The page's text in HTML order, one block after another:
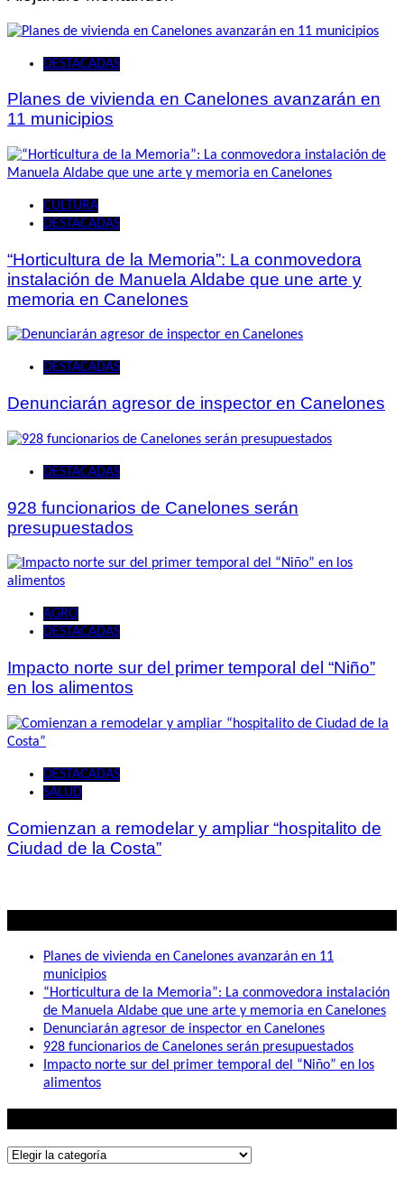
DESTACADAS
Planes de vivienda en Canelones avanzarán en
11 municipios
CULTURA
DESTACADAS
“Horticultura de la Memoria”: La conmovedora
instalación de Manuela Aldabe que une arte y
memoria en Canelones
DESTACADAS
Denunciarán agresor de inspector en Canelones
DESTACADAS
928 funcionarios de Canelones serán
presupuestados
AGRO
DESTACADAS
Impacto norte sur del primer temporal del “Niño”
en los alimentos
DESTACADAS
SALUD
Comienzan a remodelar y ampliar “hospitalito de
Ciudad de la Costa”
Planes de vivienda en Canelones avanzarán en 11
municipios
“Horticultura de la Memoria”: La conmovedora instalación
de Manuela Aldabe que une arte y memoria en Canelones
Denunciarán agresor de inspector en Canelones
928 funcionarios de Canelones serán presupuestados
Impacto norte sur del primer temporal del “Niño” en los
alimentos
Lo